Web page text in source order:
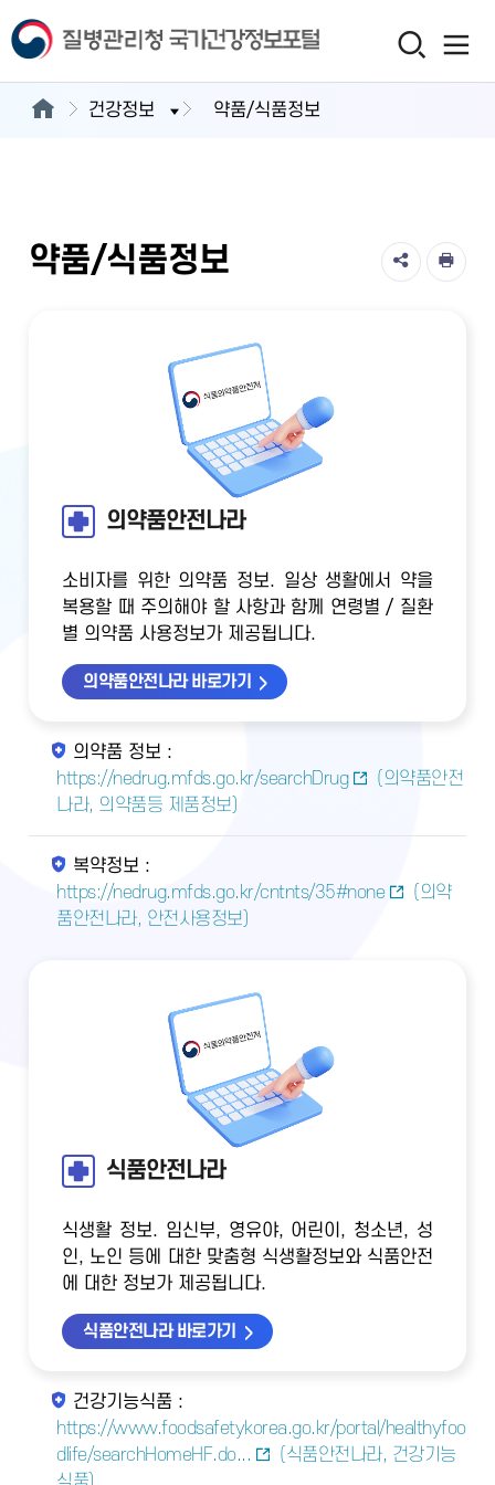
건강정보 약품/식품정보
약품/식품정보
의약품안전나라
소비자를 위한 의약품 정보. 일상 생활에서 약을
복용할 때 주의해야 할 사항과 함께 연령별 / 질환
별 의약품 사용정보가 제공됩니다.
의약품안전나라 바로가기
의약품 정보 :
https://nedrug.mfds.go.kr/searchDrug
(의약품안전
나라, 의약품등 제품정보)
복약정보 :
https://nedrug.mfds.go.kr/cntnts/35#none
(의약
품안전나라, 안전사용정보)
식품안전나라
식생활 정보. 임신부, 영유야, 어린이, 청소년, 성
인, 노인 등에 대한 맞춤형 식생활정보와 식품안전
에 대한 정보가 제공됩니다.
식품안전나라 바로가기
건강기능식품 :
https://www.foodsafetykorea.go.kr/portal/healthyfoo
dlife/searchHomeHF.do...
(식품안전나라, 건강기능